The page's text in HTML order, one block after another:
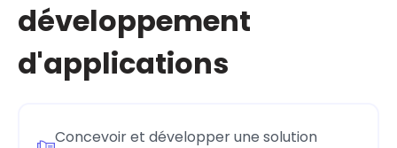
développement
d'applications
Concevoir et développer une solution